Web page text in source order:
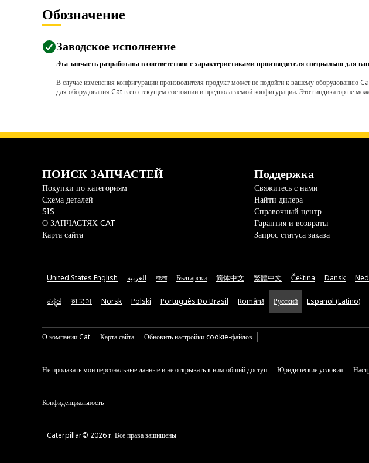
Обозначение
Заводское исполнение
Эта запчасть разработана в соответствии с характеристиками производителя специально для
В случае изменения конфигурации производителя продукт может не подойти к вашему оборудованию
для оборудования Cat в его текущем состоянии и предполагаемой конфигурации. Этот индикатор не
ПОИСК ЗАПЧАСТЕЙ
Покупки по категориям
Схема деталей
SIS
О ЗАПЧАСТЯХ CAT
Карта сайта
Поддержка
Свяжитесь с нами
Найти дилера
Справочный центр
Гарантия и возвраты
Запрос статуса заказа
United States English العربية বাংলা Български 简体中文 繁體中文 Čeština Dansk
ಕನ್ನಡ 한국어 Norsk Polski Português Do Brasil Română Русский Español (Latino)
О компании Cat Карта сайта Обновить настройки cookie-файлов
Не продавать мои персональные данные и не открывать к ним общий доступ Юридические условия
Конфиденциальность
Caterpillar© 2026 г. Все права защищены